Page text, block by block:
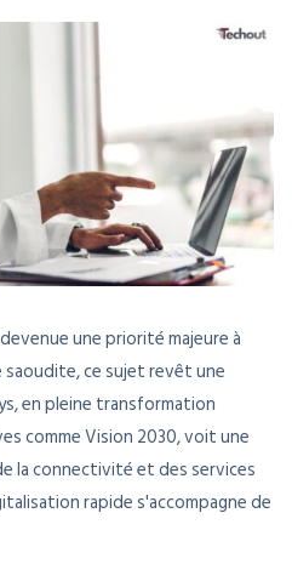
une priorité majeure à
ce sujet revêt une
en pleine transformation
comme Vision 2030, voit une
la connectivité et des services
rapide s'accompagne de